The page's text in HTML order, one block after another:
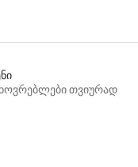
თვიურად